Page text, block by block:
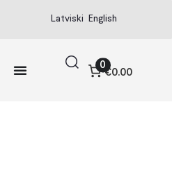
Latviski English
0
€0.00